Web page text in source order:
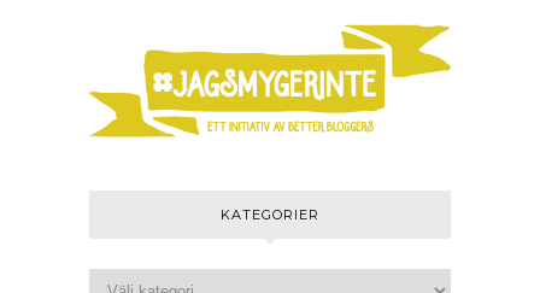
KATEGORIER